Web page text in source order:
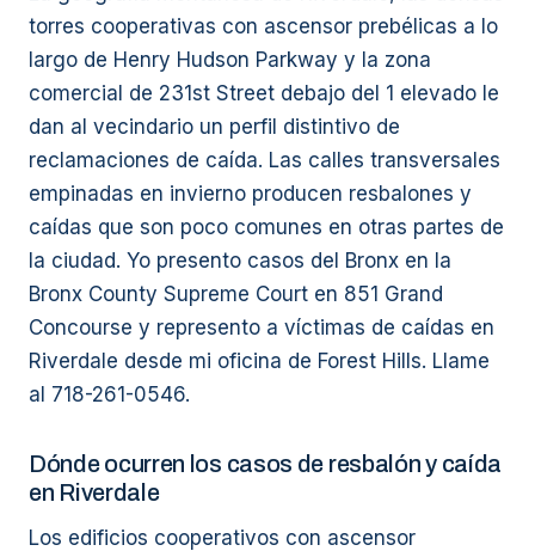
torres cooperativas con ascensor prebélicas a lo
largo de Henry Hudson Parkway y la zona
comercial de 231st Street debajo del 1 elevado le
dan al vecindario un perfil distintivo de
reclamaciones de caída. Las calles transversales
empinadas en invierno producen resbalones y
caídas que son poco comunes en otras partes de
la ciudad. Yo presento casos del Bronx en la
Bronx County Supreme Court en 851 Grand
Concourse y represento a víctimas de caídas en
Riverdale desde mi oficina de Forest Hills. Llame
al 718-261-0546.
Dónde ocurren los casos de resbalón y caída
en Riverdale
Los edificios cooperativos con ascensor